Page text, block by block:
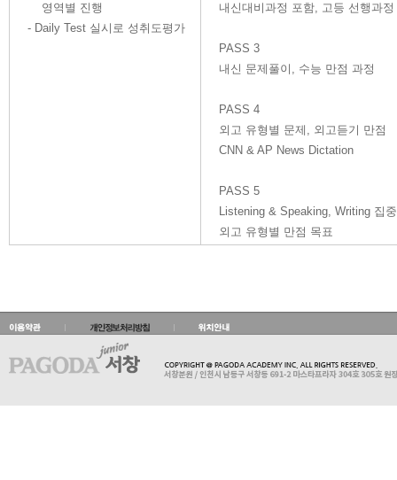
영역별 진행
- Daily Test 실시로 성취도평가
내신대비과정 포함, 고등 선행과정
PASS 3
내신 문제풀이, 수능 만점 과정
PASS 4
외고 유형별 문제, 외고듣기 만점
CNN & AP News Dictation
PASS 5
Listening & Speaking, Writing 집
외고 유형별 만점 목표